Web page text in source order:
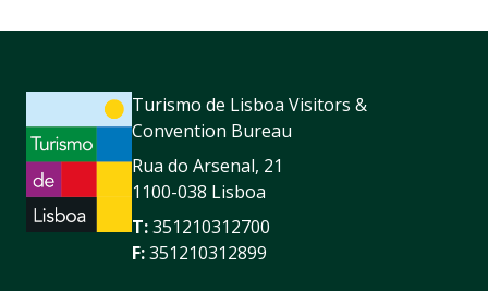
Turismo de Lisboa Visitors &
Convention Bureau
Rua do Arsenal, 21
1100-038 Lisboa
T:351210312700
F:351210312899